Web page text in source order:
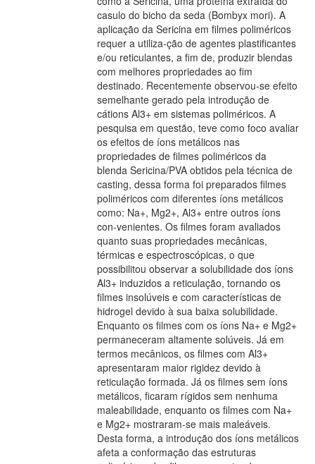
casulo do bicho da seda (Bombyx mori). A
aplicação da Sericina em filmes poliméricos
requer a utiliza-ção de agentes plastificantes
e/ou reticulantes, a fim de, produzir blendas
com melhores propriedades ao fim
destinado. Recentemente observou-se efeito
semelhante gerado pela introdução de
cátions Al3+ em sistemas poliméricos. A
pesquisa em questão, teve como foco avaliar
os efeitos de íons metálicos nas
propriedades de filmes poliméricos da
blenda Sericina/PVA obtidos pela técnica de
casting, dessa forma foi preparados filmes
poliméricos com diferentes íons metálicos
como: Na+, Mg2+, Al3+ entre outros íons
con-venientes. Os filmes foram avaliados
quanto suas propriedades mecânicas,
térmicas e espectroscópicas, o que
possibilitou observar a solubilidade dos íons
Al3+ induzidos a reticulação, tornando os
filmes insolúveis e com características de
hidrogel devido à sua baixa solubilidade.
Enquanto os filmes com os íons Na+ e Mg2+
permaneceram altamente solúveis. Já em
termos mecânicos, os filmes com Al3+
apresentaram maior rigidez devido à
reticulação formada. Já os filmes sem íons
metálicos, ficaram rígidos sem nenhuma
maleabilidade, enquanto os filmes com Na+
e Mg2+ mostraram-se mais maleáveis.
Desta forma, a introdução dos íons metálicos
afeta a conformação das estruturas